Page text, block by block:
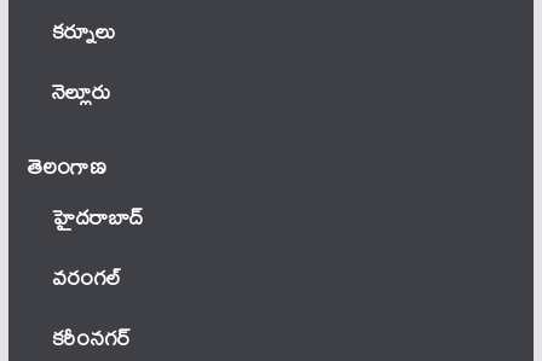
కర్నూలు
నెల్లూరు
తెలంగాణ‌
హైదరాబాద్
వ‌రంగ‌ల్
కరీంనగర్